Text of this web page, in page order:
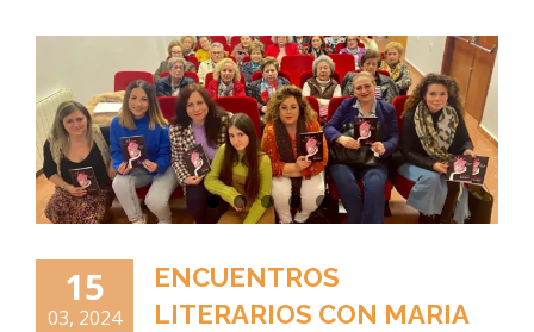
15
03, 2024
ENCUENTROS
LITERARIOS CON MARIA